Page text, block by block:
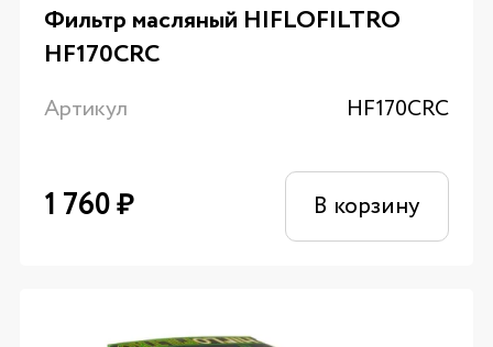
Фильтр масляный HIFLOFILTRO
HF170CRC
Артикул HF170CRC
1 760₽ В корзину